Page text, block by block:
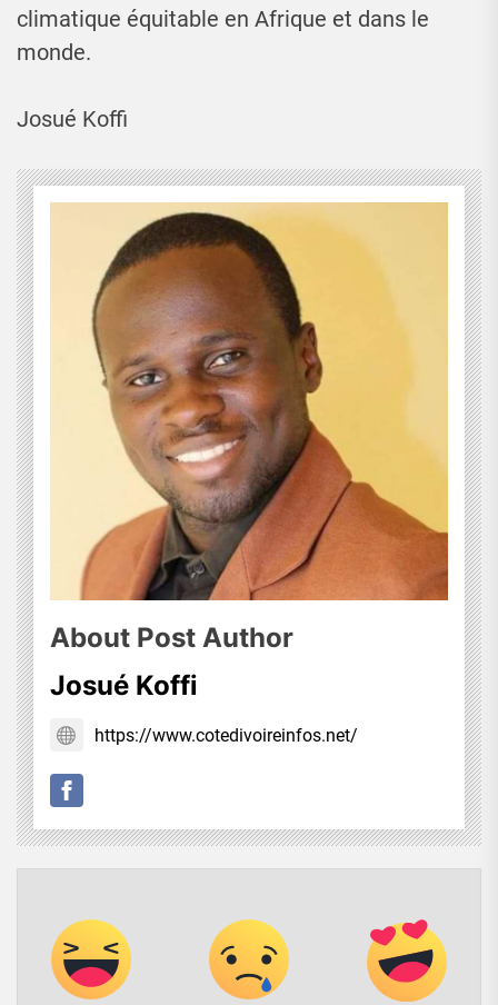
climatique équitable en Afrique et dans le
monde.
Josué Koffi
About Post Author
Josué Koffi
https://www.cotedivoireinfos.net/